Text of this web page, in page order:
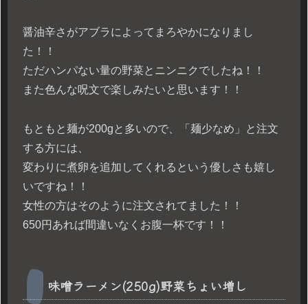
醤油辛さがアブラによってまろやかになりまし
た！！
ただハンパない量の野菜とニンニクでしたね！！
また色んな呪文で楽しみたいと思います！！
もともと麺が200gと多いので、「麺少なめ」と注文
する方には、
変わりに煮卵を追加してくれるという優しさも嬉し
いですね！！
女性の方はそのように注文されてました！！
650円あれば間違いなくお腹一杯です！！
味噌ラーメン(250g)野菜ちょい増し